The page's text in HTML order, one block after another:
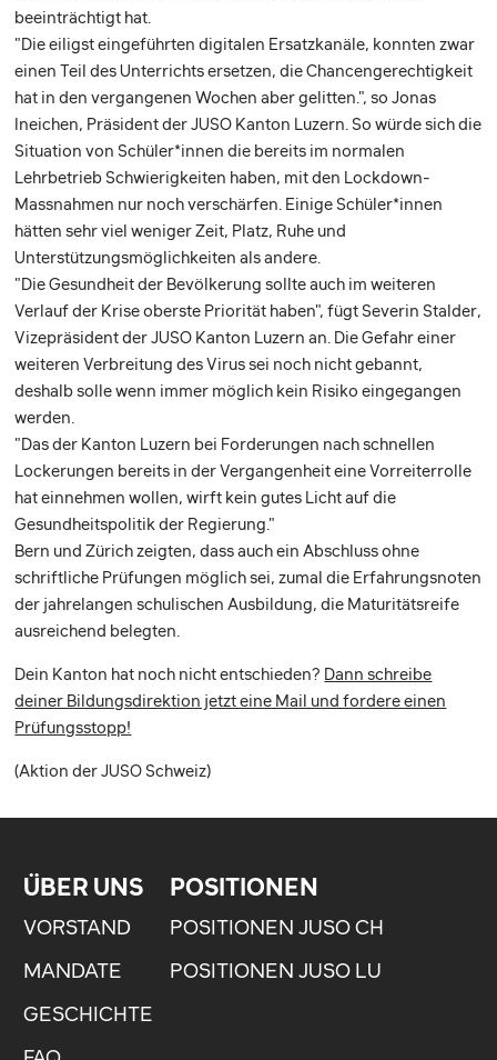
beeinträchtigt hat.
"Die eiligst eingeführten digitalen Ersatzkanäle, konnten zwar
einen Teil des Unterrichts ersetzen, die Chancengerechtigkeit
hat in den vergangenen Wochen aber gelitten.", so Jonas
Ineichen, Präsident der JUSO Kanton Luzern. So würde sich die
Situation von Schüler*innen die bereits im normalen
Lehrbetrieb Schwierigkeiten haben, mit den Lockdown-
Massnahmen nur noch verschärfen. Einige Schüler*innen
hätten sehr viel weniger Zeit, Platz, Ruhe und
Unterstützungsmöglichkeiten als andere.
"Die Gesundheit der Bevölkerung sollte auch im weiteren
Verlauf der Krise oberste Priorität haben", fügt Severin Stalder,
Vizepräsident der JUSO Kanton Luzern an. Die Gefahr einer
weiteren Verbreitung des Virus sei noch nicht gebannt,
deshalb solle wenn immer möglich kein Risiko eingegangen
werden.
"Das der Kanton Luzern bei Forderungen nach schnellen
Lockerungen bereits in der Vergangenheit eine Vorreiterrolle
hat einnehmen wollen, wirft kein gutes Licht auf die
Gesundheitspolitik der Regierung."
Bern und Zürich zeigten, dass auch ein Abschluss ohne
schriftliche Prüfungen möglich sei, zumal die Erfahrungsnoten
der jahrelangen schulischen Ausbildung, die Maturitätsreife
ausreichend belegten.
Dein Kanton hat noch nicht entschieden? Dann schreibe
deiner Bildungsdirektion jetzt eine Mail und fordere einen
Prüfungsstopp!
(Aktion der JUSO Schweiz)
ÜBER UNS
VORSTAND
MANDATE
GESCHICHTE
POSITIONEN
POSITIONEN JUSO CH
POSITIONEN JUSO LU